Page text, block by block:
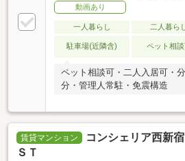
動画あり
一人暮らし 二人暮ら
駐車場(近隣含) ペット相
ペット相談可・二人入居可・
分・管理人常駐・免震構造
賃貸マンション
コンシェリア西新
ＳＴ